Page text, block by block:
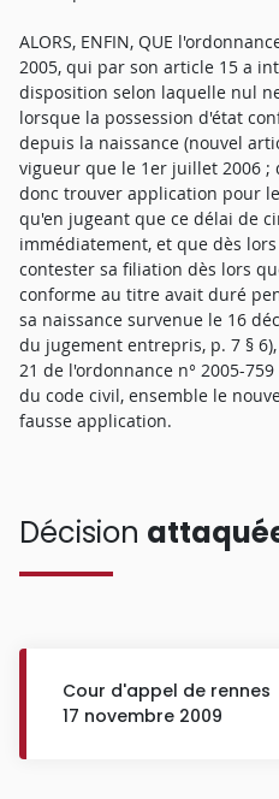
ALORS, ENFIN, QUE
2005, qui par son article 15 a
disposition selon laquelle nul
lorsque la possession d'état
depuis la naissance (nouvel
vigueur que le 1er juillet 2006
donc trouver application pour
qu'en jugeant que ce délai de
immédiatement, et que dès
contester sa filiation dès lors
conforme au titre avait duré
sa naissance survenue le 16
du jugement entrepris, p. 7 §
21 de l'ordonnance n° 2005-
du code civil, ensemble le
fausse application.
Décision
Cour d'appel de rennes
17 novembre 2009